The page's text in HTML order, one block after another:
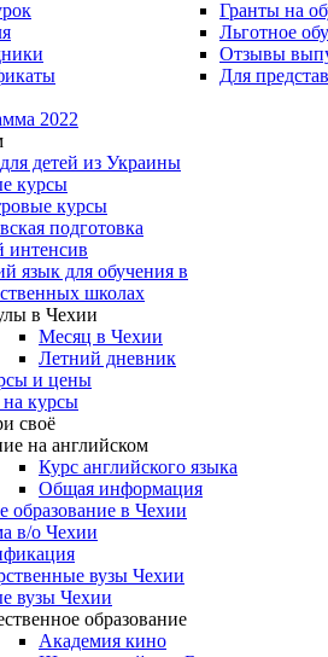
Гранты на
Льготное
Отзывы
Для
2022
детей из Украины
курсы
курсы
подготовка
интенсив
язык для обучения в
школах
в Чехии
Месяц в Чехии
Летний дневник
и цены
на курсы
своё
на английском
Курс английского языка
Общая информация
образование в Чехии
в/о Чехии
вузы Чехии
вузы Чехии
образование
Академия кино